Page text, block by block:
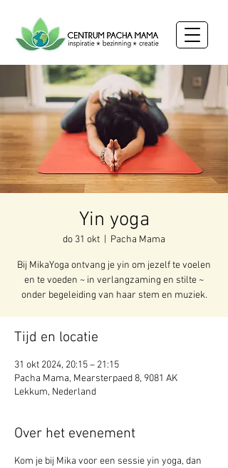
Yin yoga
do 31 okt Pacha Mama
Bij MikaYoga ontvang je yin om jezelf te voelen
en te voeden ~ in verlangzaming en stilte ~
onder begeleiding van haar stem en muziek.
Tijd en locatie
31 okt 2024, 20:15 – 21:15
Pacha Mama, Mearsterpaed 8, 9081 AK
Lekkum, Nederland
Over het evenement
Kom je bij Mika voor een sessie yin yoga, dan